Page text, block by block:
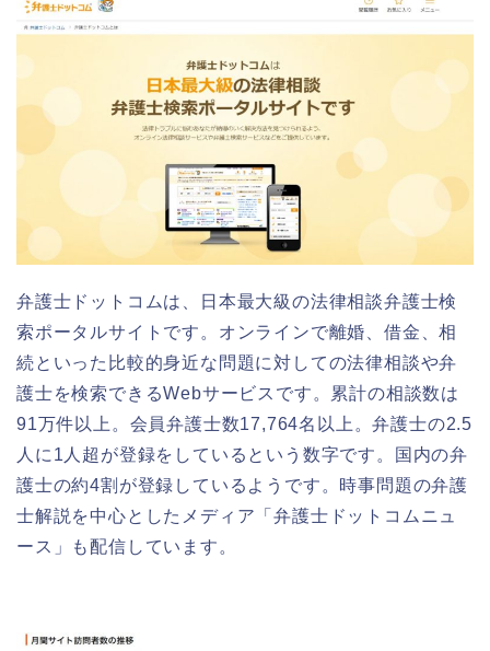
弁護士ドットコムは、日本最大級の法律相談弁護士検
索ポータルサイトです。オンラインで離婚、借金、相
続といった比較的身近な問題に対しての法律相談や弁
護士を検索できるWebサービスです。累計の相談数は
91万件以上。会員弁護士数17,764名以上。弁護士の2.5
人に1人超が登録をしているという数字です。国内の弁
護士の約4割が登録しているようです。時事問題の弁護
士解説を中心としたメディア「弁護士ドットコムニュ
ース」も配信しています。